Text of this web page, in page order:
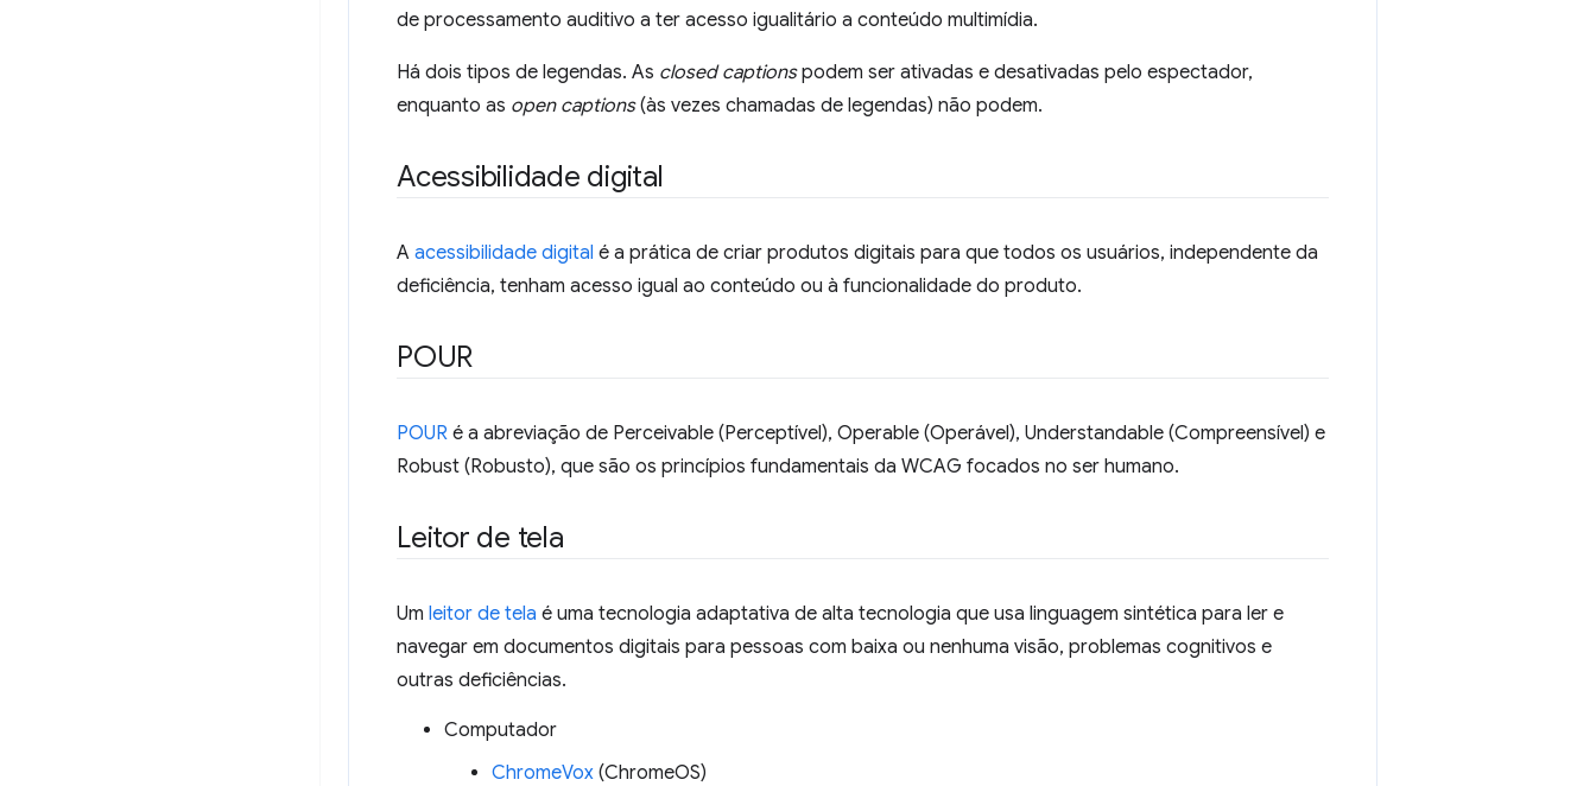
de processamento auditivo a ter acesso igualitário a conteúdo multimídia.
Há dois tipos de legendas. As closed captionspodem ser ativadas e desativadas pelo espectador,
enquanto as open captions(às vezes chamadas de legendas) não podem.
Acessibilidade digital
A acessibilidade digital é a prática de criar produtos digitais para que todos os usuários, independente da
deficiência, tenham acesso igual ao conteúdo ou à funcionalidade do produto.
POUR
POUR é a abreviação de Perceivable (Perceptível), Operable (Operável), Understandable (Compreensível) e
Robust (Robusto), que são os princípios fundamentais da WCAG focados no ser humano.
Leitor de tela
Um leitor de tela é uma tecnologia adaptativa de alta tecnologia que usa linguagem sintética para ler e
navegar em documentos digitais para pessoas com baixa ou nenhuma visão, problemas cognitivos e
outras deficiências.
Computador
ChromeVox (ChromeOS)